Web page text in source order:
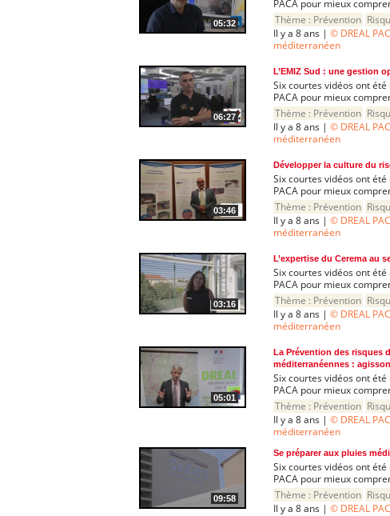
05:32
PACA pour mieux
Thème : Prévention
Il y a 8 ans | © DREAL
méditerranéen
06:27
L’EMIZ Sud : une gestion
Six courtes vidéos ont
PACA pour mieux
Thème : Prévention
Il y a 8 ans | © DREAL
méditerranéen
03:46
Développer la culture du
Six courtes vidéos ont
PACA pour mieux
Thème : Prévention
Il y a 8 ans | © DREAL
méditerranéen
03:16
L’expertise du Cerema au
Six courtes vidéos ont
PACA pour mieux
Thème : Prévention
Il y a 8 ans | © DREAL
méditerranéen
05:01
La Prévention des risques
méditerranéennes :
Six courtes vidéos ont
PACA pour mieux
Thème : Prévention
Il y a 8 ans | © DREAL
méditerranéen
09:58
Se préparer aux pluies
Six courtes vidéos ont
PACA pour mieux
Thème : Prévention
Il y a 8 ans | © DREAL